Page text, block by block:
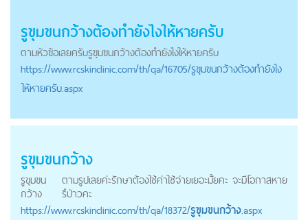
รูขุมขนกว้างต้องทำยังไงให้หายครับ
ตามหัวข้อเลยครับรูขุมขนกว้างต้องทำยังไงให้หายครับ
https://www.rcskinclinic.com/th/qa/16705/รูขุมขนกว้างต้องทำยังไง
ให้หายครับ.aspx
รูขุมขนกว้าง
รูขุมขน
กว้าง
ตามรูปเลยค่ะรักษาต้องใช้ค่าใช้จ่ายเยอะมั้ยคะ จะมีโอกาสหาย
รึป่าวคะ
https://www.rcskinclinic.com/th/qa/18372/รูขุมขนกว้าง.aspx